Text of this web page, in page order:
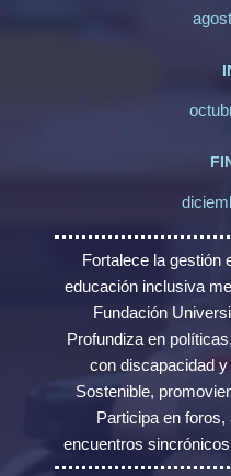
Fortalece la gestión
educación inclusiva
Fundación
Profundiza en
con discapacidad
Sostenible,
Participa en
encuentros